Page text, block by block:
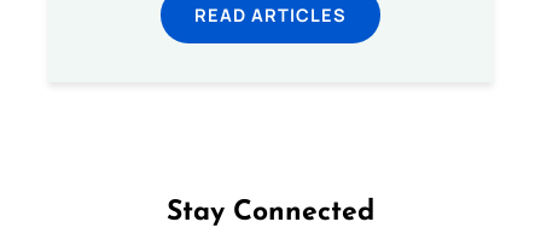
READ ARTICLES
Stay Connected